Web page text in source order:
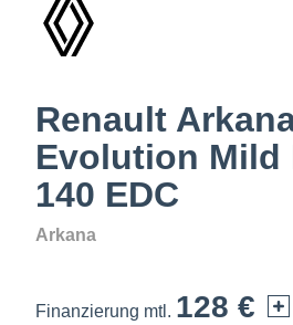
Renault
Evolution Mild
140 EDC
Arkana
Finanzierung mtl. 128 €